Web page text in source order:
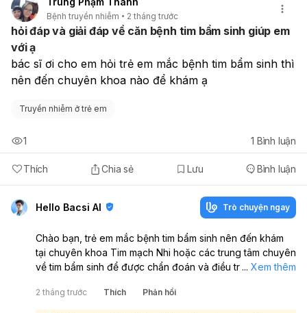
Bệnh truyền nhiễm 2 tháng trước
hỏi đáp và giải đáp về căn bệnh tim bẩm sinh giúp em
với ạ
bác sĩ ơi cho em hỏi trẻ em mắc bệnh tim bẩm sinh thì
nên đến chuyên khoa nào để khám ạ
Truyền nhiễm ở trẻ em
Thích Chia sẻ Lưu Bình luận
1 1 Bình luận
Hello Bacsi AI Trò chuyện ngay
Chào bạn, trẻ em mắc bệnh tim bẩm sinh nên đến khám
tại chuyên khoa Tim mạch Nhi hoặc các trung tâm chuyên
về tim bẩm sinh để được chẩn đoán và điều trị kịp thời.
bảo sức khỏe cho trẻ.
... Xem thêm
2 tháng trước Thích Phản hồi